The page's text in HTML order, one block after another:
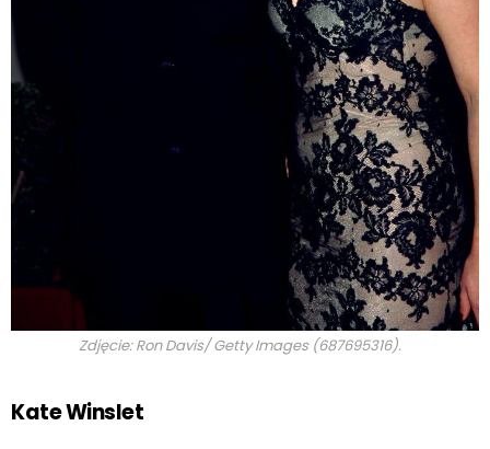
Zdjęcie: Ron Davis/ Getty Images (687695316).
Kate Winslet